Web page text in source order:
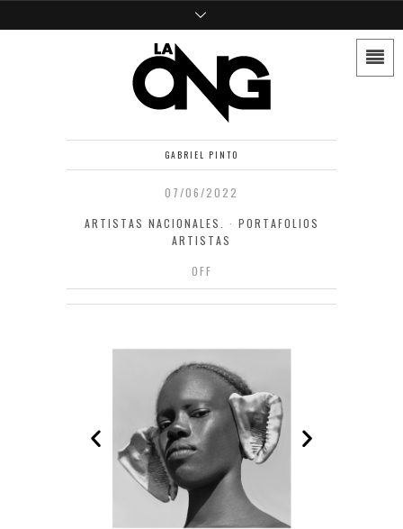
GABRIEL PINTO
07/06/2022
ARTISTAS NACIONALES.
· PORTAFOLIOS
ARTISTAS
OFF